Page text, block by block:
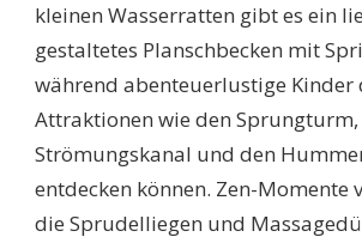
kleinen Wasserratten gibt es ein
gestaltetes Planschbecken mit
während abenteuerlustige Kinder
Attraktionen wie den Sprungturm,
Strömungskanal und den
entdecken können. Zen-Momente
die Sprudelliegen und